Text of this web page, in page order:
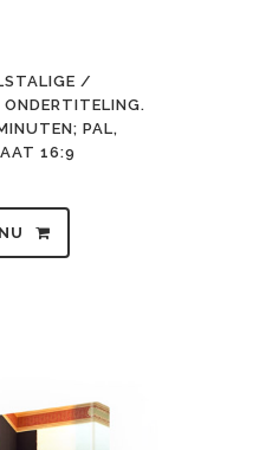
/
ONDERTITELING.
PAL,
16:9